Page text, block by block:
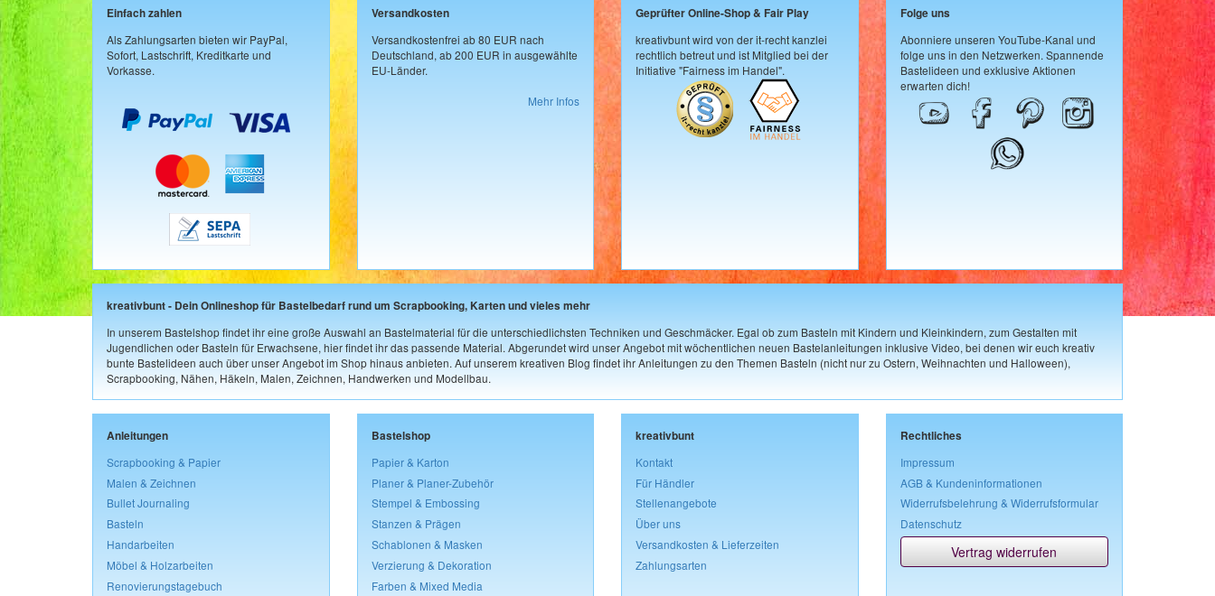
Einfach zahlen
Als Zahlungsarten bieten wir PayPal,
Sofort, Lastschrift, Kreditkarte und
Vorkasse.
Versandkosten
Versandkostenfrei ab 80 EUR nach
Deutschland, ab 200 EUR in ausgewählte
EU-Länder.
Mehr Infos
Geprüfter Online-Shop & Fair Play
kreativbunt wird von der it-recht kanzlei
rechtlich betreut und ist Mitglied bei der
Initiative "Fairness im Handel".
Folge uns
Abonniere unseren YouTube-Kanal und
folge uns in den Netzwerken. Spannende
Bastelideen und exklusive Aktionen
erwarten dich!
kreativbunt - Dein Onlineshop für Bastelbedarf rund um Scrapbooking, Karten und vieles mehr
In unserem Bastelshop findet ihr eine große Auswahl an Bastelmaterial für die unterschiedlichsten Techniken und Geschmäcker. Egal ob zum Basteln mit Kindern und Kleinkindern, zum Gestalten mit
Jugendlichen oder Basteln für Erwachsene, hier findet ihr das passende Material. Abgerundet wird unser Angebot mit wöchentlichen neuen Bastelanleitungen inklusive Video, bei denen wir euch kreativ
bunte Bastelideen auch über unser Angebot im Shop hinaus anbieten. Auf unserem kreativen Blog findet ihr Anleitungen zu den Themen Basteln (nicht nur zu Ostern, Weihnachten und Halloween),
Scrapbooking, Nähen, Häkeln, Malen, Zeichnen, Handwerken und Modellbau.
Anleitungen
Scrapbooking & Papier
Malen & Zeichnen
Bullet Journaling
Basteln
Handarbeiten
Möbel & Holzarbeiten
Renovierungstagebuch
Bastelshop
Papier & Karton
Planer & Planer-Zubehör
Stempel & Embossing
Stanzen & Prägen
Schablonen & Masken
Verzierung & Dekoration
Farben & Mixed Media
kreativbunt
Kontakt
Für Händler
Stellenangebote
Über uns
Versandkosten & Lieferzeiten
Zahlungsarten
Rechtliches
Impressum
AGB & Kundeninformationen
Widerrufsbelehrung & Widerrufsformular
Datenschutz
Vertrag widerrufen